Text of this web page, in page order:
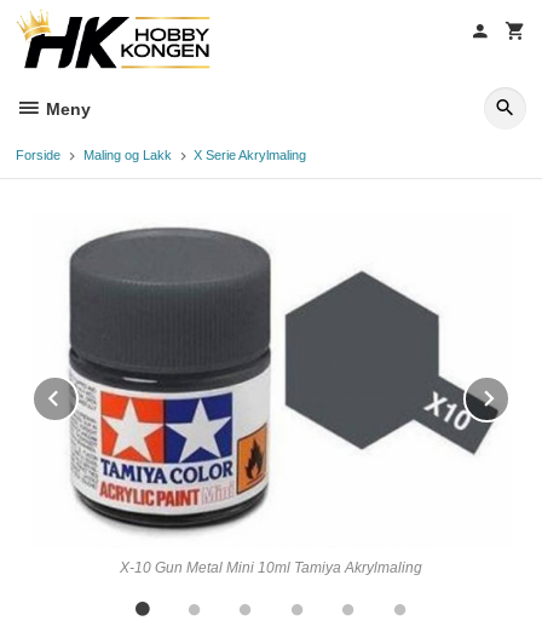
innholdet
Meny
Forside Maling og Lakk X Serie Akrylmaling
X-10 Gun Metal Mini 10ml Tamiya Akrylmaling
Prev